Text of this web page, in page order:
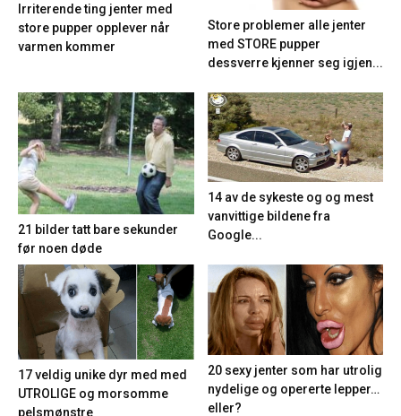
Irriterende ting jenter med
store pupper opplever når
varmen kommer
Store problemer alle jenter
med STORE pupper
dessverre kjenner seg igjen...
21 bilder tatt bare sekunder
før noen døde
14 av de sykeste og og mest
vanvittige bildene fra
Google...
17 veldig unike dyr med med
UTROLIGE og morsomme
pelsmønstre
20 sexy jenter som har utrolig
nydelige og opererte lepper…
eller?